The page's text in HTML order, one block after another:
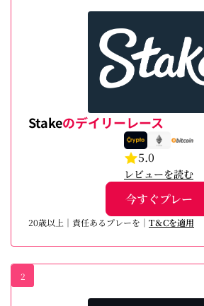
Stakeのデイリーレース
5.0
レビューを読む
今すぐプレー
20歳以上｜責任あるプレーを｜ T＆Cを適用
2